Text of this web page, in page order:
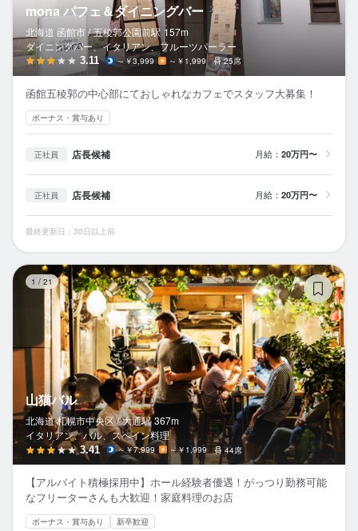
mona パフェ＆ダイニングバー
北海道 函館市 / 五稜郭公園前駅 157m
ダイニングバー、イタリアン、フルーツパーラー
3.11 ～￥3,999 ～￥1,999 25席
函館五稜郭の中心部にておしゃれなカフェでスタッフ大募集！
ボーナス・賞与あり
正社員 店長候補 月給： 20万円〜
正社員 店長候補 月給： 20万円〜
最終更新日：30日以上前
1 / 21
山猫バル
北海道 札幌市中央区 / 大通駅 367m
イタリアン、バル、スペイン料理
3.41 ～￥7,999 ～￥1,999 44席
【アルバイト積極採用中】ホール経験者優遇！がっつり勤務可能
なフリーターさんも大歓迎！家庭料理のお店
ボーナス・賞与あり 新卒歓迎